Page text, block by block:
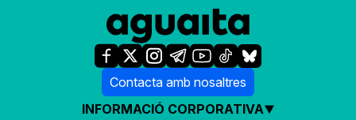
Contacta amb nosaltres
INFORMACIÓ CORPORATIVA